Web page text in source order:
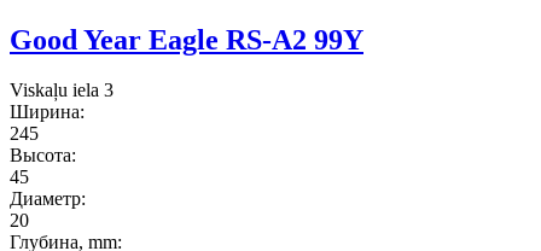
Good Year Eagle RS-A2 99Y
Viskaļu iela 3
Ширина:
245
Высота:
45
Диаметр:
20
Глубина, mm: